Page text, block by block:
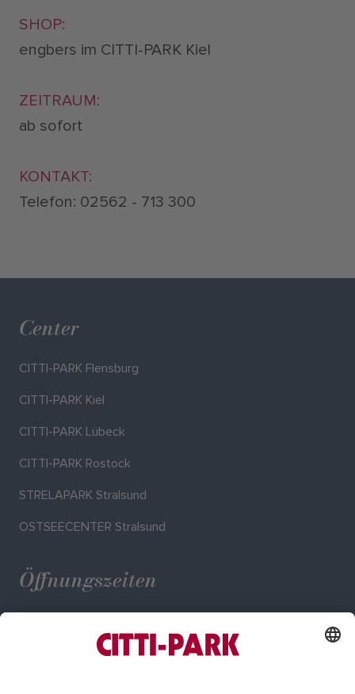
SHOP:
engbers im CITTI-PARK Kiel
ZEITRAUM:
ab sofort
KONTAKT:
Telefon: 02562 - 713 300
Center
CITTI-PARK Flensburg
CITTI-PARK Kiel
CITTI-PARK Lübeck
CITTI-PARK Rostock
STRELAPARK Stralsund
OSTSEECENTER Stralsund
Öffnungszeiten